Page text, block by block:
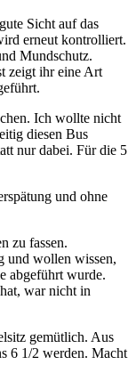
Sicht auf das
erneut kontrolliert.
Mundschutz.
zeigt ihr eine Art
Ich wollte nicht
diesen Bus
nur dabei. Für die 5
und ohne
zu fassen.
und wollen wissen,
abgeführt wurde.
war nicht in
gemütlich. Aus
6 1/2 werden. Macht